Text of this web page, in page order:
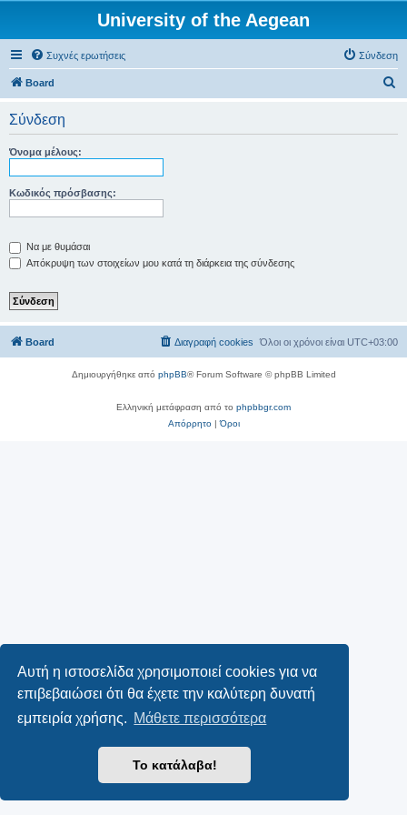
Αυτή η ιστοσελίδα χρησιμοποιεί cookies για να
επιβεβαιώσει ότι θα έχετε την καλύτερη δυνατή
εμπειρία χρήσης. Μάθετε περισσότερα
Το κατάλαβα!
University of the Aegean
Συχνές ερωτήσεις Σύνδεση
Board
Σύνδεση
Όνομα μέλους:
Κωδικός πρόσβασης:
Να με θυμάσαι
Απόκρυψη των στοιχείων μου κατά τη διάρκεια της σύνδεσης
Board Όλοι οι χρόνοι είναι UTC+03:00
Διαγραφή cookies
Δημιουργήθηκε από phpBB® Forum Software © phpBB Limited
Ελληνική μετάφραση από το phpbbgr.com
Απόρρητο|Όροι